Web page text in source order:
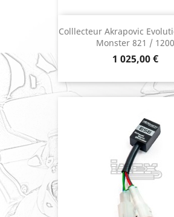
Colllecteur Akrapovic
Monster 821 / 1200
Prix
1 025,00 €